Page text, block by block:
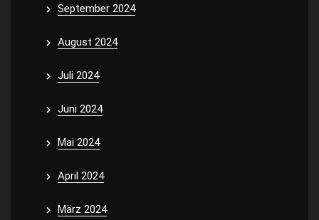
September 2024
August 2024
Juli 2024
Juni 2024
Mai 2024
April 2024
März 2024